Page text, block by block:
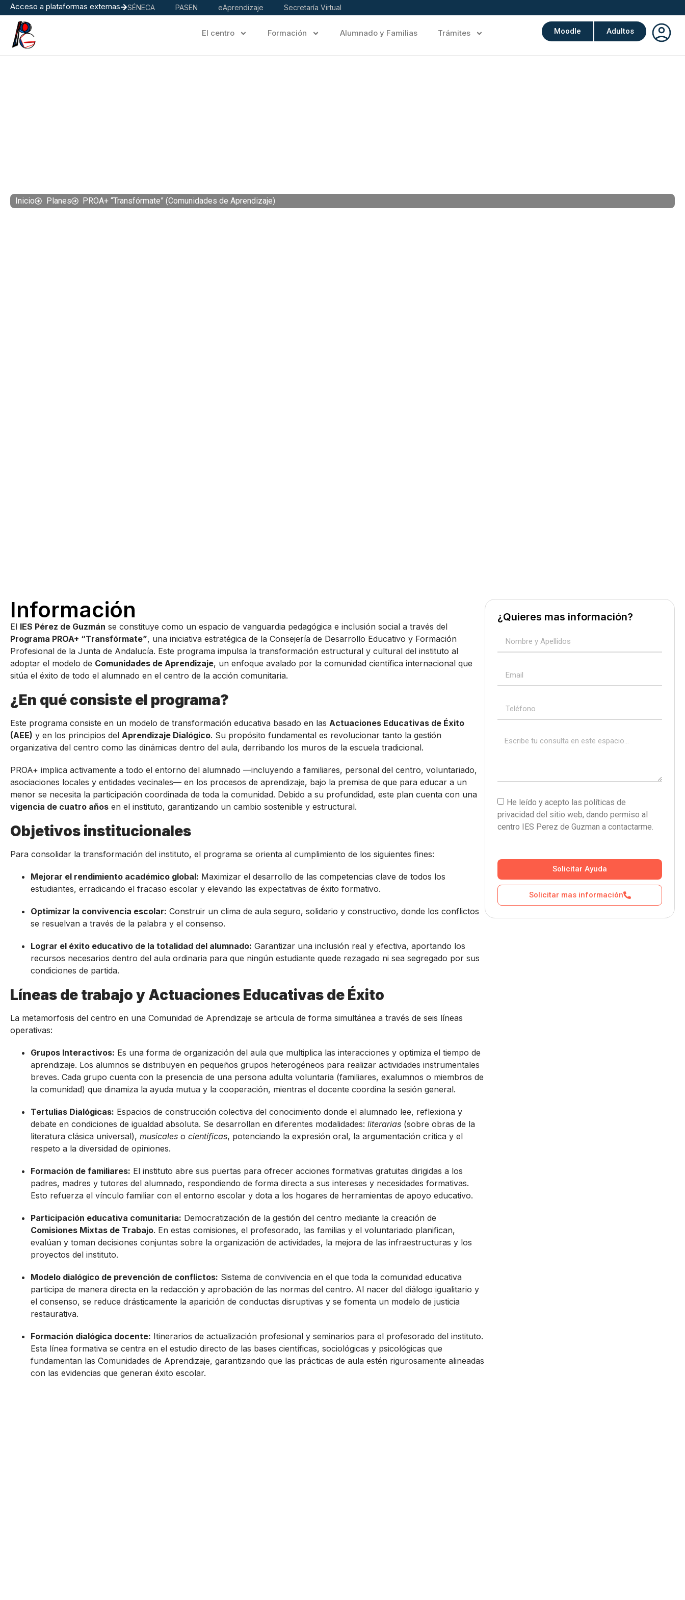
Acceso a plataformas externas SÉNECA PASEN eAprendizaje Secretaría Virtual
El centro Formación Alumnado y Familias Trámites Moodle Adultos
Inicio Planes PROA+ “Transfórmate” (Comunidades de Aprendizaje)
Información
El IES Pérez de Guzmán se constituye como un espacio de vanguardia pedagógica e inclusión social a través del
Programa PROA+ “Transfórmate”, una iniciativa estratégica de la Consejería de Desarrollo Educativo y Formación
Profesional de la Junta de Andalucía. Este programa impulsa la transformación estructural y cultural del instituto al
adoptar el modelo de Comunidades de Aprendizaje, un enfoque avalado por la comunidad científica internacional que
sitúa el éxito de todo el alumnado en el centro de la acción comunitaria.
¿En qué consiste el programa?
Este programa consiste en un modelo de transformación educativa basado en las Actuaciones Educativas de Éxito
(AEE) y en los principios del Aprendizaje Dialógico. Su propósito fundamental es revolucionar tanto la gestión
organizativa del centro como las dinámicas dentro del aula, derribando los muros de la escuela tradicional.
PROA+ implica activamente a todo el entorno del alumnado —incluyendo a familiares, personal del centro, voluntariado,
asociaciones locales y entidades vecinales— en los procesos de aprendizaje, bajo la premisa de que para educar a un
menor se necesita la participación coordinada de toda la comunidad. Debido a su profundidad, este plan cuenta con una
vigencia de cuatro años en el instituto, garantizando un cambio sostenible y estructural.
Objetivos institucionales
Para consolidar la transformación del instituto, el programa se orienta al cumplimiento de los siguientes fines:
Mejorar el rendimiento académico global: Maximizar el desarrollo de las competencias clave de todos los
estudiantes, erradicando el fracaso escolar y elevando las expectativas de éxito formativo.
Optimizar la convivencia escolar: Construir un clima de aula seguro, solidario y constructivo, donde los conflictos
se resuelvan a través de la palabra y el consenso.
Lograr el éxito educativo de la totalidad del alumnado: Garantizar una inclusión real y efectiva, aportando los
recursos necesarios dentro del aula ordinaria para que ningún estudiante quede rezagado ni sea segregado por sus
condiciones de partida.
Líneas de trabajo y Actuaciones Educativas de Éxito
La metamorfosis del centro en una Comunidad de Aprendizaje se articula de forma simultánea a través de seis líneas
operativas:
Grupos Interactivos: Es una forma de organización del aula que multiplica las interacciones y optimiza el tiempo de
aprendizaje. Los alumnos se distribuyen en pequeños grupos heterogéneos para realizar actividades instrumentales
breves. Cada grupo cuenta con la presencia de una persona adulta voluntaria (familiares, exalumnos o miembros de
la comunidad) que dinamiza la ayuda mutua y la cooperación, mientras el docente coordina la sesión general.
Tertulias Dialógicas: Espacios de construcción colectiva del conocimiento donde el alumnado lee, reflexiona y
debate en condiciones de igualdad absoluta. Se desarrollan en diferentes modalidades: literarias (sobre obras de la
literatura clásica universal), musicales o científicas, potenciando la expresión oral, la argumentación crítica y el
respeto a la diversidad de opiniones.
Formación de familiares: El instituto abre sus puertas para ofrecer acciones formativas gratuitas dirigidas a los
padres, madres y tutores del alumnado, respondiendo de forma directa a sus intereses y necesidades formativas.
Esto refuerza el vínculo familiar con el entorno escolar y dota a los hogares de herramientas de apoyo educativo.
Participación educativa comunitaria: Democratización de la gestión del centro mediante la creación de
Comisiones Mixtas de Trabajo. En estas comisiones, el profesorado, las familias y el voluntariado planifican,
evalúan y toman decisiones conjuntas sobre la organización de actividades, la mejora de las infraestructuras y los
proyectos del instituto.
Modelo dialógico de prevención de conflictos: Sistema de convivencia en el que toda la comunidad educativa
participa de manera directa en la redacción y aprobación de las normas del centro. Al nacer del diálogo igualitario y
el consenso, se reduce drásticamente la aparición de conductas disruptivas y se fomenta un modelo de justicia
restaurativa.
Formación dialógica docente: Itinerarios de actualización profesional y seminarios para el profesorado del instituto.
Esta línea formativa se centra en el estudio directo de las bases científicas, sociológicas y psicológicas que
fundamentan las Comunidades de Aprendizaje, garantizando que las prácticas de aula estén rigurosamente alineadas
con las evidencias que generan éxito escolar.
¿Quieres mas información?
He leído y acepto las políticas de
privacidad del sitio web, dando permiso al
centro IES Perez de Guzman a contactarme.
Solicitar Ayuda
Solicitar mas información